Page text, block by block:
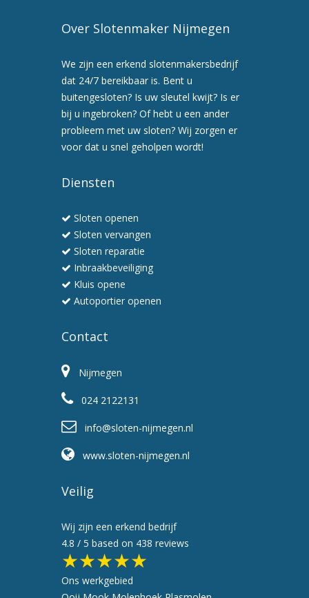
Over Slotenmaker Nijmegen
We zijn een erkend slotenmakersbedrijf
dat 24/7 bereikbaar is. Bent u
buitengesloten? Is uw sleutel kwijt? Is er
bij u ingebroken? Of hebt u een ander
probleem met uw sloten? Wij zorgen er
voor dat u snel geholpen wordt!
Diensten
Sloten openen
Sloten vervangen
Sloten reparatie
Inbraakbeveiliging
Kluis opene
Autoportier openen
Contact
Nijmegen
024 2122131
info@sloten-nijmegen.nl
www.sloten-nijmegen.nl
Veilig
Wij zijn een erkend bedrijf
4.8 / 5 based on 438 reviews
★★★★★
Ons werkgebied